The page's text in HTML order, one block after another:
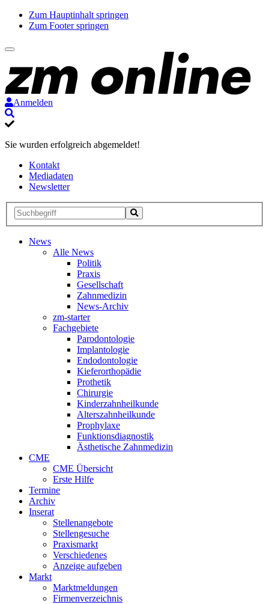
Zum Hauptinhalt springen
Zum Footer springen
Anmelden
Sie wurden erfolgreich abgemeldet!
Kontakt
Mediadaten
Newsletter
Suche
Suche
starten
News
Alle News
Politik
Praxis
Gesellschaft
Zahnmedizin
News-Archiv
zm-starter
Fachgebiete
Parodontologie
Implantologie
Endodontologie
Kieferorthopädie
Prothetik
Chirurgie
Kinderzahnheilkunde
Alterszahnheilkunde
Prophylaxe
Funktionsdiagnostik
Ästhetische Zahnmedizin
CME
CME Übersicht
Erste Hilfe
Termine
Archiv
Inserat
Stellenangebote
Stellengesuche
Praxismarkt
Verschiedenes
Anzeige aufgeben
Markt
Marktmeldungen
Firmenverzeichnis